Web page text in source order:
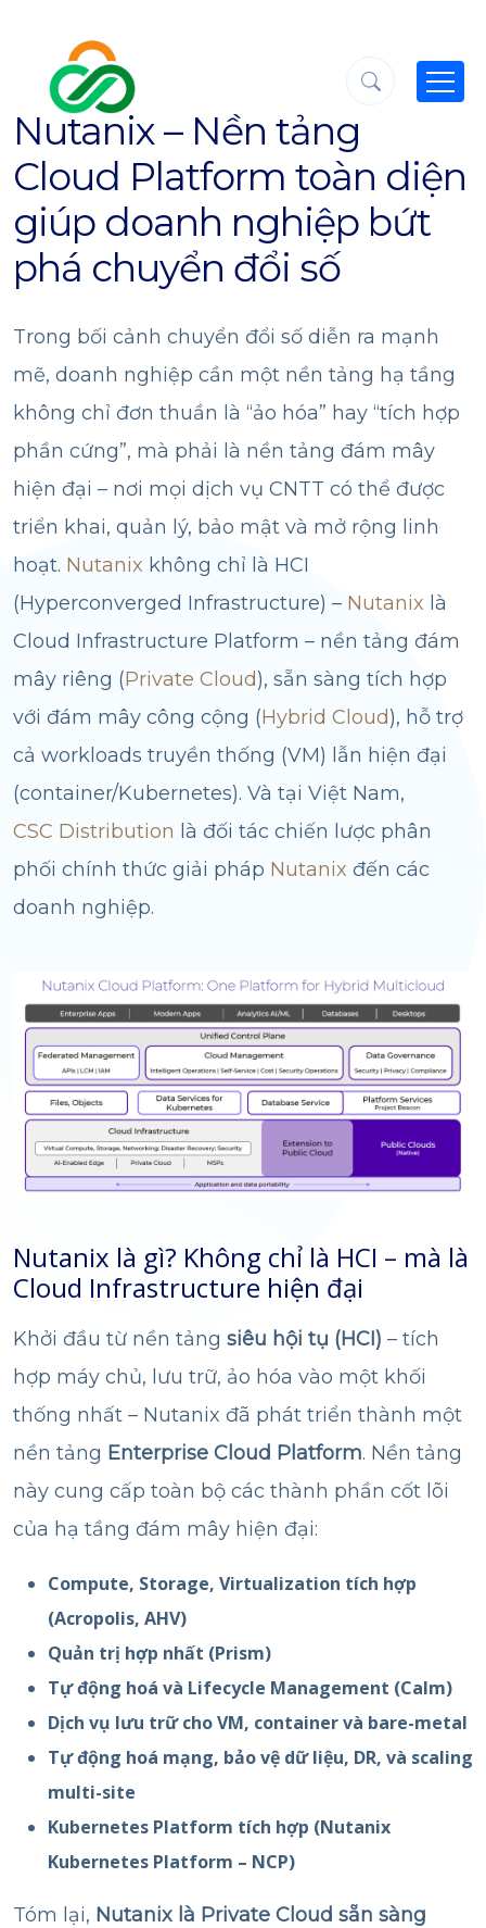
Nutanix – Nền tảng
Cloud Platform toàn diện
giúp doanh nghiệp bứt
phá chuyển đổi số
Trong bối cảnh chuyển đổi số diễn ra mạnh
mẽ, doanh nghiệp cần một nền tảng hạ tầng
không chỉ đơn thuần là “ảo hóa” hay “tích hợp
phần cứng”, mà phải là nền tảng đám mây
hiện đại – nơi mọi dịch vụ CNTT có thể được
triển khai, quản lý, bảo mật và mở rộng linh
hoạt. Nutanix không chỉ là HCI
(Hyperconverged Infrastructure) – Nutanix là
Cloud Infrastructure Platform – nền tảng đám
mây riêng (Private Cloud), sẵn sàng tích hợp
với đám mây công cộng (Hybrid Cloud), hỗ trợ
cả workloads truyền thống (VM) lẫn hiện đại
(container/Kubernetes). Và tại Việt Nam,
CSC Distribution là đối tác chiến lược phân
phối chính thức giải pháp Nutanix đến các
doanh nghiệp.
Nutanix là gì? Không chỉ là HCI – mà là
Cloud Infrastructure hiện đại
Khởi đầu từ nền tảng siêu hội tụ (HCI) – tích
hợp máy chủ, lưu trữ, ảo hóa vào một khối
thống nhất – Nutanix đã phát triển thành một
nền tảng Enterprise Cloud Platform. Nền tảng
này cung cấp toàn bộ các thành phần cốt lõi
của hạ tầng đám mây hiện đại:
Compute, Storage, Virtualization tích hợp
(Acropolis, AHV)
Quản trị hợp nhất (Prism)
Tự động hoá và Lifecycle Management (Calm)
Dịch vụ lưu trữ cho VM, container và bare-metal
Tự động hoá mạng, bảo vệ dữ liệu, DR, và scaling
multi-site
Kubernetes Platform tích hợp (Nutanix
Kubernetes Platform – NCP)
Tóm lại, Nutanix là Private Cloud sẵn sàng